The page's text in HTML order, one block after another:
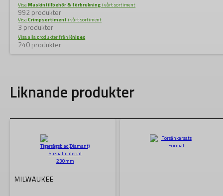
VisaMaskintillbehör & förbrukning i vårt sortiment
992 produkter
VisaCrimpsortiment i vårt sortiment
3 produkter
Visa alla produkter frånKnipex
240 produkter
Liknande produkter
MILWAUKEE